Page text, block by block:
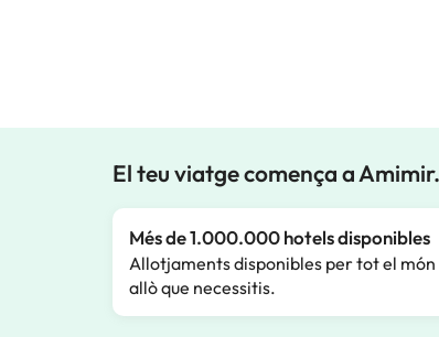
El teu viatge comença a
Més de 1.000.000 hotels disponibles
Allotjaments disponibles per tot el
allò que necessitis.